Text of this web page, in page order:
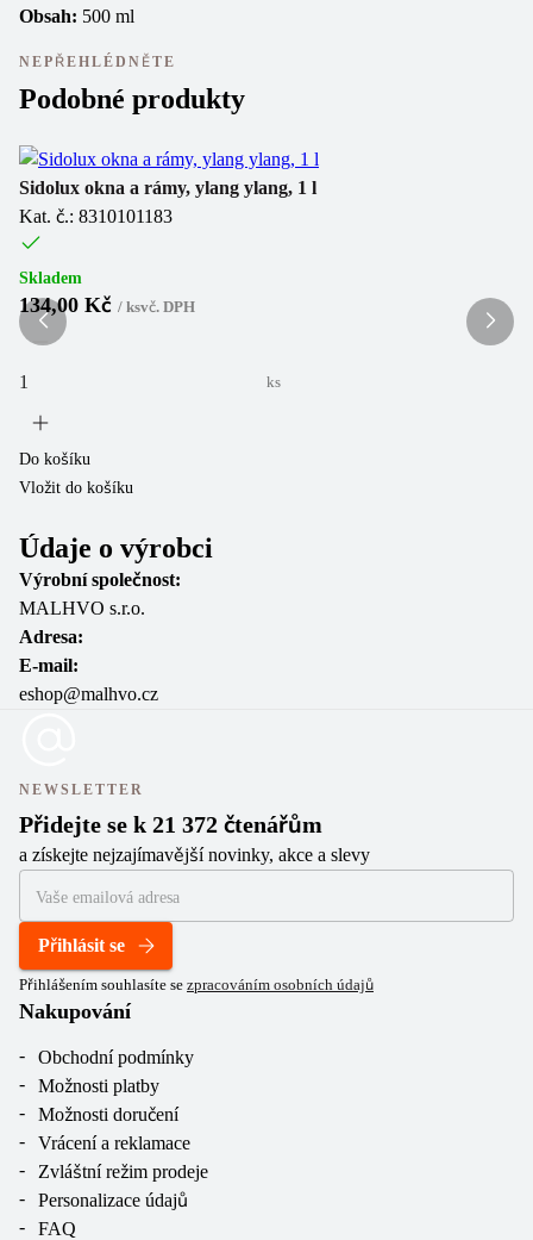
Obsah: 500 ml
NEPŘEHLÉDNĚTE
Podobné produkty
Sidolux okna a rámy, ylang ylang, 1 l
Kat. č.: 8310101183
Skladem
134,00 Kč / ksvč. DPH
ks
Do košíku
Vložit do košíku
Údaje o výrobci
Výrobní společnost:
MALHVO s.r.o.
Adresa:
E-mail:
eshop@malhvo.cz
NEWSLETTER
Přidejte se k 21 372 čtenářům
a získejte nejzajímavější novinky, akce a slevy
Přihlásit se
Přihlášením souhlasíte se zpracováním osobních údajů
Nakupování
Obchodní podmínky
Možnosti platby
Možnosti doručení
Vrácení a reklamace
Zvláštní režim prodeje
Personalizace údajů
FAQ